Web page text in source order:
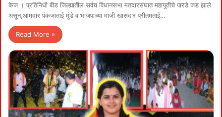
केज । प्रतिनिधी बीड जिल्ह्यातील सर्वच विधानसभा मतदारसंघात महायुतीचे पारडे जड झाले
असून,आमदार पंकजाताई मुंडे व भाजपाच्या माजी खासदार प्रीतमताई…
Read More »